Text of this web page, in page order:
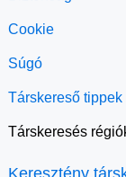
Cookie
Súgó
Társkereső tippek
Társkeresés